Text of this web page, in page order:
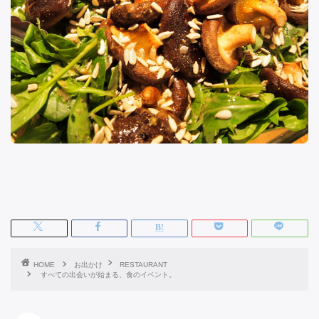
HOME お出かけ
RESTAURANT
すべての出会いが始まる、食のイベント。